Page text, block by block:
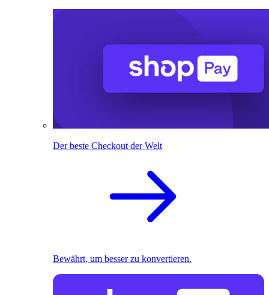
Der beste Checkout der Welt
Bewährt, um besser zu konvertieren.